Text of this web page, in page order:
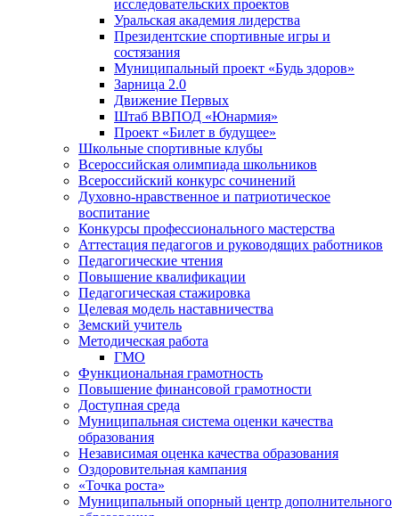
исследовательских проектов
Уральская академия лидерства
Президентские спортивные игры и
состязания
Муниципальный проект «Будь здоров»
Зарница 2.0
Движение Первых
Штаб ВВПОД «Юнармия»
Проект «Билет в будущее»
Школьные спортивные клубы
Всероссийская олимпиада школьников
Всероссийский конкурс сочинений
Духовно-нравственное и патриотическое
воспитание
Конкурсы профессионального мастерства
Аттестация педагогов и руководящих работников
Педагогические чтения
Повышение квалификации
Педагогическая стажировка
Целевая модель наставничества
Земский учитель
Методическая работа
ГМО
Функциональная грамотность
Повышение финансовой грамотности
Доступная среда
Муниципальная система оценки качества
образования
Независимая оценка качества образования
Оздоровительная кампания
«Точка роста»
Муниципальный опорный центр дополнительного